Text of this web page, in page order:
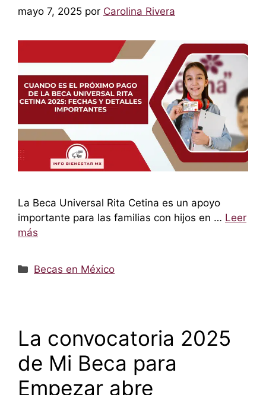
mayo 7, 2025 por Carolina Rivera
La Beca Universal Rita Cetina es un apoyo
importante para las familias con hijos en … Leer
más
Categorías
Becas en México
La convocatoria 2025
de Mi Beca para
Empezar abre